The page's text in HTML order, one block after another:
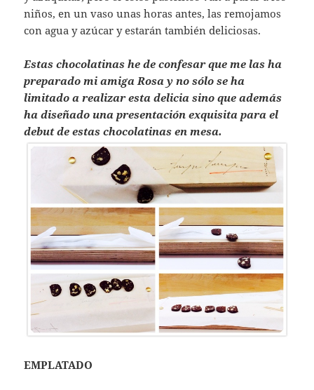
niños, en un vaso unas horas antes, las remojamos
con agua y azúcar y estarán también deliciosas.
Estas chocolatinas he de confesar que me las ha
preparado mi amiga Rosa y no sólo se ha
limitado a realizar esta delicia sino que además
ha diseñado una presentación exquisita para el
debut de estas chocolatinas en mesa.
EMPLATADO